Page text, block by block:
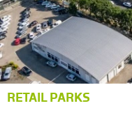
RETAIL PARKS